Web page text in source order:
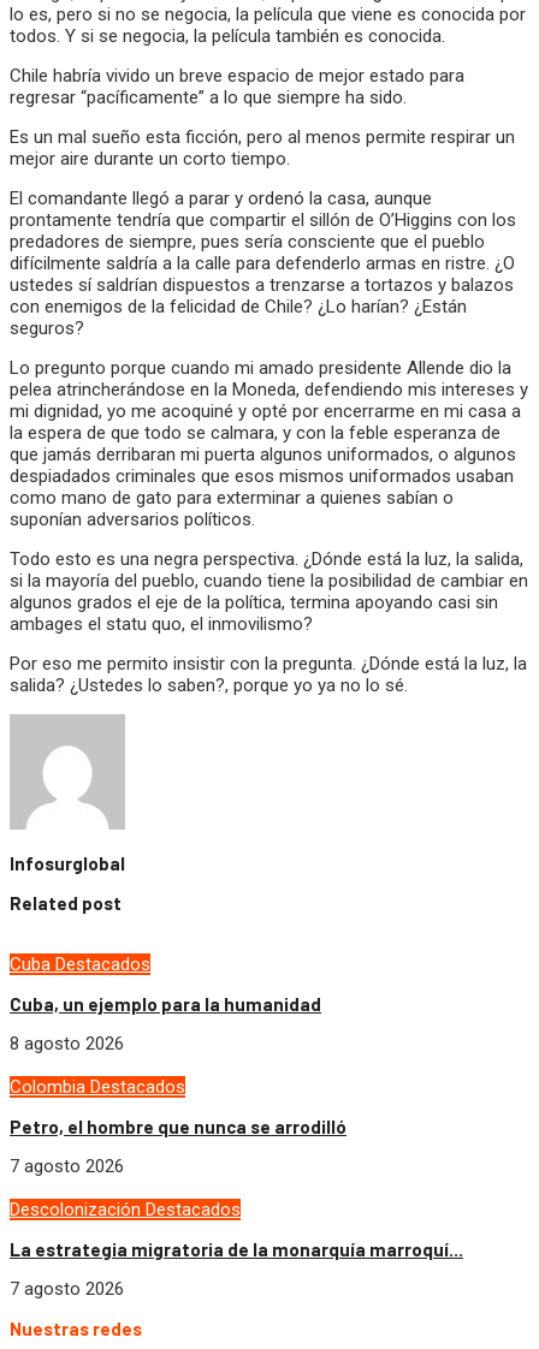
lo es, pero si no se negocia, la película que viene es conocida por
todos. Y si se negocia, la película también es conocida.
Chile habría vivido un breve espacio de mejor estado para
regresar “pacíficamente” a lo que siempre ha sido.
Es un mal sueño esta ficción, pero al menos permite respirar un
mejor aire durante un corto tiempo.
El comandante llegó a parar y ordenó la casa, aunque
prontamente tendría que compartir el sillón de O’Higgins con los
predadores de siempre, pues sería consciente que el pueblo
difícilmente saldría a la calle para defenderlo armas en ristre. ¿O
ustedes sí saldrían dispuestos a trenzarse a tortazos y balazos
con enemigos de la felicidad de Chile? ¿Lo harían? ¿Están
seguros?
Lo pregunto porque cuando mi amado presidente Allende dio la
pelea atrincherándose en la Moneda, defendiendo mis intereses y
mi dignidad, yo me acoquiné y opté por encerrarme en mi casa a
la espera de que todo se calmara, y con la feble esperanza de
que jamás derribaran mi puerta algunos uniformados, o algunos
despiadados criminales que esos mismos uniformados usaban
como mano de gato para exterminar a quienes sabían o
suponían adversarios políticos.
Todo esto es una negra perspectiva. ¿Dónde está la luz, la salida,
si la mayoría del pueblo, cuando tiene la posibilidad de cambiar en
algunos grados el eje de la política, termina apoyando casi sin
ambages el statu quo, el inmovilismo?
Por eso me permito insistir con la pregunta. ¿Dónde está la luz, la
salida? ¿Ustedes lo saben?, porque yo ya no lo sé.
Infosurglobal
Related post
Cuba Destacados
Cuba, un ejemplo para la humanidad
8 agosto 2026
Colombia Destacados
Petro, el hombre que nunca se arrodilló
7 agosto 2026
Descolonización Destacados
La estrategia migratoria de la monarquía marroquí...
7 agosto 2026
Nuestras redes